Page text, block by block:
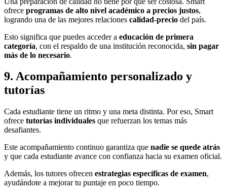
ofrece programas de alto nivel académico a precios justos,
logrando una de las mejores relaciones calidad-precio del país.
Esto significa que puedes acceder a educación de primera
categoría, con el respaldo de una institución reconocida, sin pagar
más de lo necesario.
9. Acompañamiento personalizado y
tutorías
Cada estudiante tiene un ritmo y una meta distinta. Por eso, Smart
ofrece tutorías individuales que refuerzan los temas más
desafiantes.
Este acompañamiento continuo garantiza que nadie se quede atrás
y que cada estudiante avance con confianza hacia su examen oficial.
Además, los tutores ofrecen estrategias específicas de examen,
ayudándote a mejorar tu puntaje en poco tiempo.